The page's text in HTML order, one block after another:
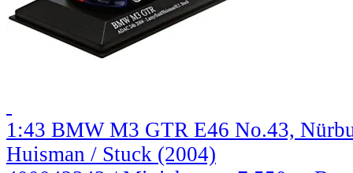
1:43 BMW M3 GTR E46 No.43,
Huisman / Stuck (2004)